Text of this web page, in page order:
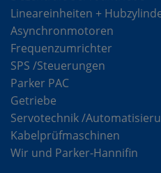
Lineareinheiten +
Asynchronmotoren
Frequenzumrichter
SPS /Steuerungen
Parker PAC
Getriebe
Servotechnik /
Kabelprüfmaschinen
Wir und Parker-Hannifin